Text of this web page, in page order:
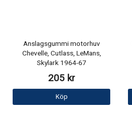
Anslagsgummi motorhuv
Chevelle, Cutlass, LeMans,
Skylark 1964-67
205 kr
Köp